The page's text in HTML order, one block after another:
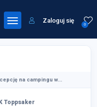
0
Zaloguj się
na campingu w...
Toppsaker